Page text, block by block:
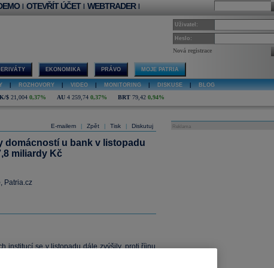
| OTEVŘÍT ÚČET | WEBTRADER |
Uživatel:
Heslo:
Nová registrace
EKONOMIKA PRÁVO MOJE PATRIA
ROZHOVORY VIDEO MONITORING DISKUSE BLOG
$ 21,004 0,37% AU 4 259,74 0,37% BRT 79,42 0,94%
E-mailem Zpět Tisk Diskutuj
domácností u bank v listopadu
miliardy Kč
, Patria.cz
institucí se v listopadu dále zvýšily, proti říjnu
Reklama